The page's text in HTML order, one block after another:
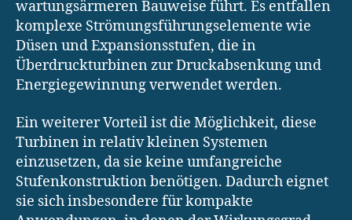
wartungsärmeren Bauweise führt. Es entfallen
komplexe Strömungsführungselemente wie
Düsen und Expansionsstufen, die in
Überdruckturbinen zur Druckabsenkung und
Energiegewinnung verwendet werden.
Ein weiterer Vorteil ist die Möglichkeit, diese
Turbinen in relativ kleinen Systemen
einzusetzen, da sie keine umfangreiche
Stufenkonstruktion benötigen. Dadurch eignet
sie sich insbesondere für kompakte